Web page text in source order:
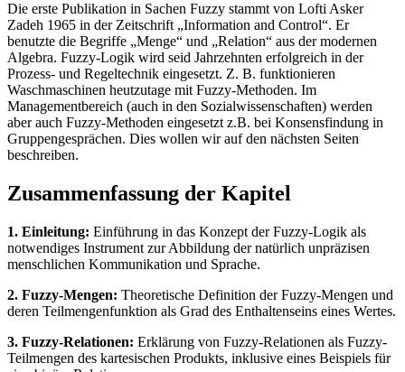
Die erste Publikation in Sachen Fuzzy stammt von Lofti Asker
Zadeh 1965 in der Zeitschrift „Information and Control“. Er
benutzte die Begriffe „Menge“ und „Relation“ aus der modernen
Algebra. Fuzzy-Logik wird seid Jahrzehnten erfolgreich in der
Prozess- und Regeltechnik eingesetzt. Z. B. funktionieren
Waschmaschinen heutzutage mit Fuzzy-Methoden. Im
Managementbereich (auch in den Sozialwissenschaften) werden
aber auch Fuzzy-Methoden eingesetzt z.B. bei Konsensfindung in
Gruppengesprächen. Dies wollen wir auf den nächsten Seiten
beschreiben.
Zusammenfassung der Kapitel
1. Einleitung: Einführung in das Konzept der Fuzzy-Logik als
notwendiges Instrument zur Abbildung der natürlich unpräzisen
menschlichen Kommunikation und Sprache.
2. Fuzzy-Mengen: Theoretische Definition der Fuzzy-Mengen und
deren Teilmengenfunktion als Grad des Enthaltenseins eines Wertes.
3. Fuzzy-Relationen: Erklärung von Fuzzy-Relationen als Fuzzy-
Teilmengen des kartesischen Produkts, inklusive eines Beispiels für